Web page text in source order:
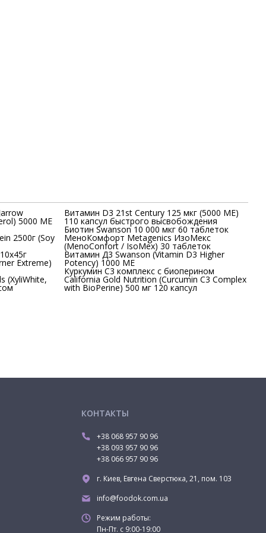
5000 МЕ
2500г (Soy
Extreme)
(XyliWhite,
Витамин D3 21st Century 125 мкг (5000 МЕ)
110 капсул быстрого высвобождения
Биотин Swanson 10 000 мкг 60 таблеток
МеноКомфорт Metagenics ИзоМекс
(MenoConfort / IsoMex) 30 таблеток
Витамин Д3 Swanson (Vitamin D3 Higher
Potency) 1000 МЕ
Куркумин С3 комплекс с биоперином
California Gold Nutrition (Curcumin C3 Complex
with BioPerine) 500 мг 120 капсул
КОНТАКТЫ
+38 068 957 90 96
+38 093 957 90 96
+38 066 957 90 96
г. Киев, Евгена Сверстюка, 21, пом. 103
info@foodok.com.ua
Режим работы:
Пн-Пт. с 9:00-19:00